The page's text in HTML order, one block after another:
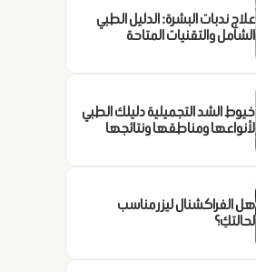
علاج ندبات البشرة: الدليل الطبي
الشامل والتقنيات المتاحة
خيوط الشد التجميلية دليلك الطبي
لأنواعها ومناطقها ونتائجها
هل الفراكشنال ليزر مناسب
لحالتكِ؟